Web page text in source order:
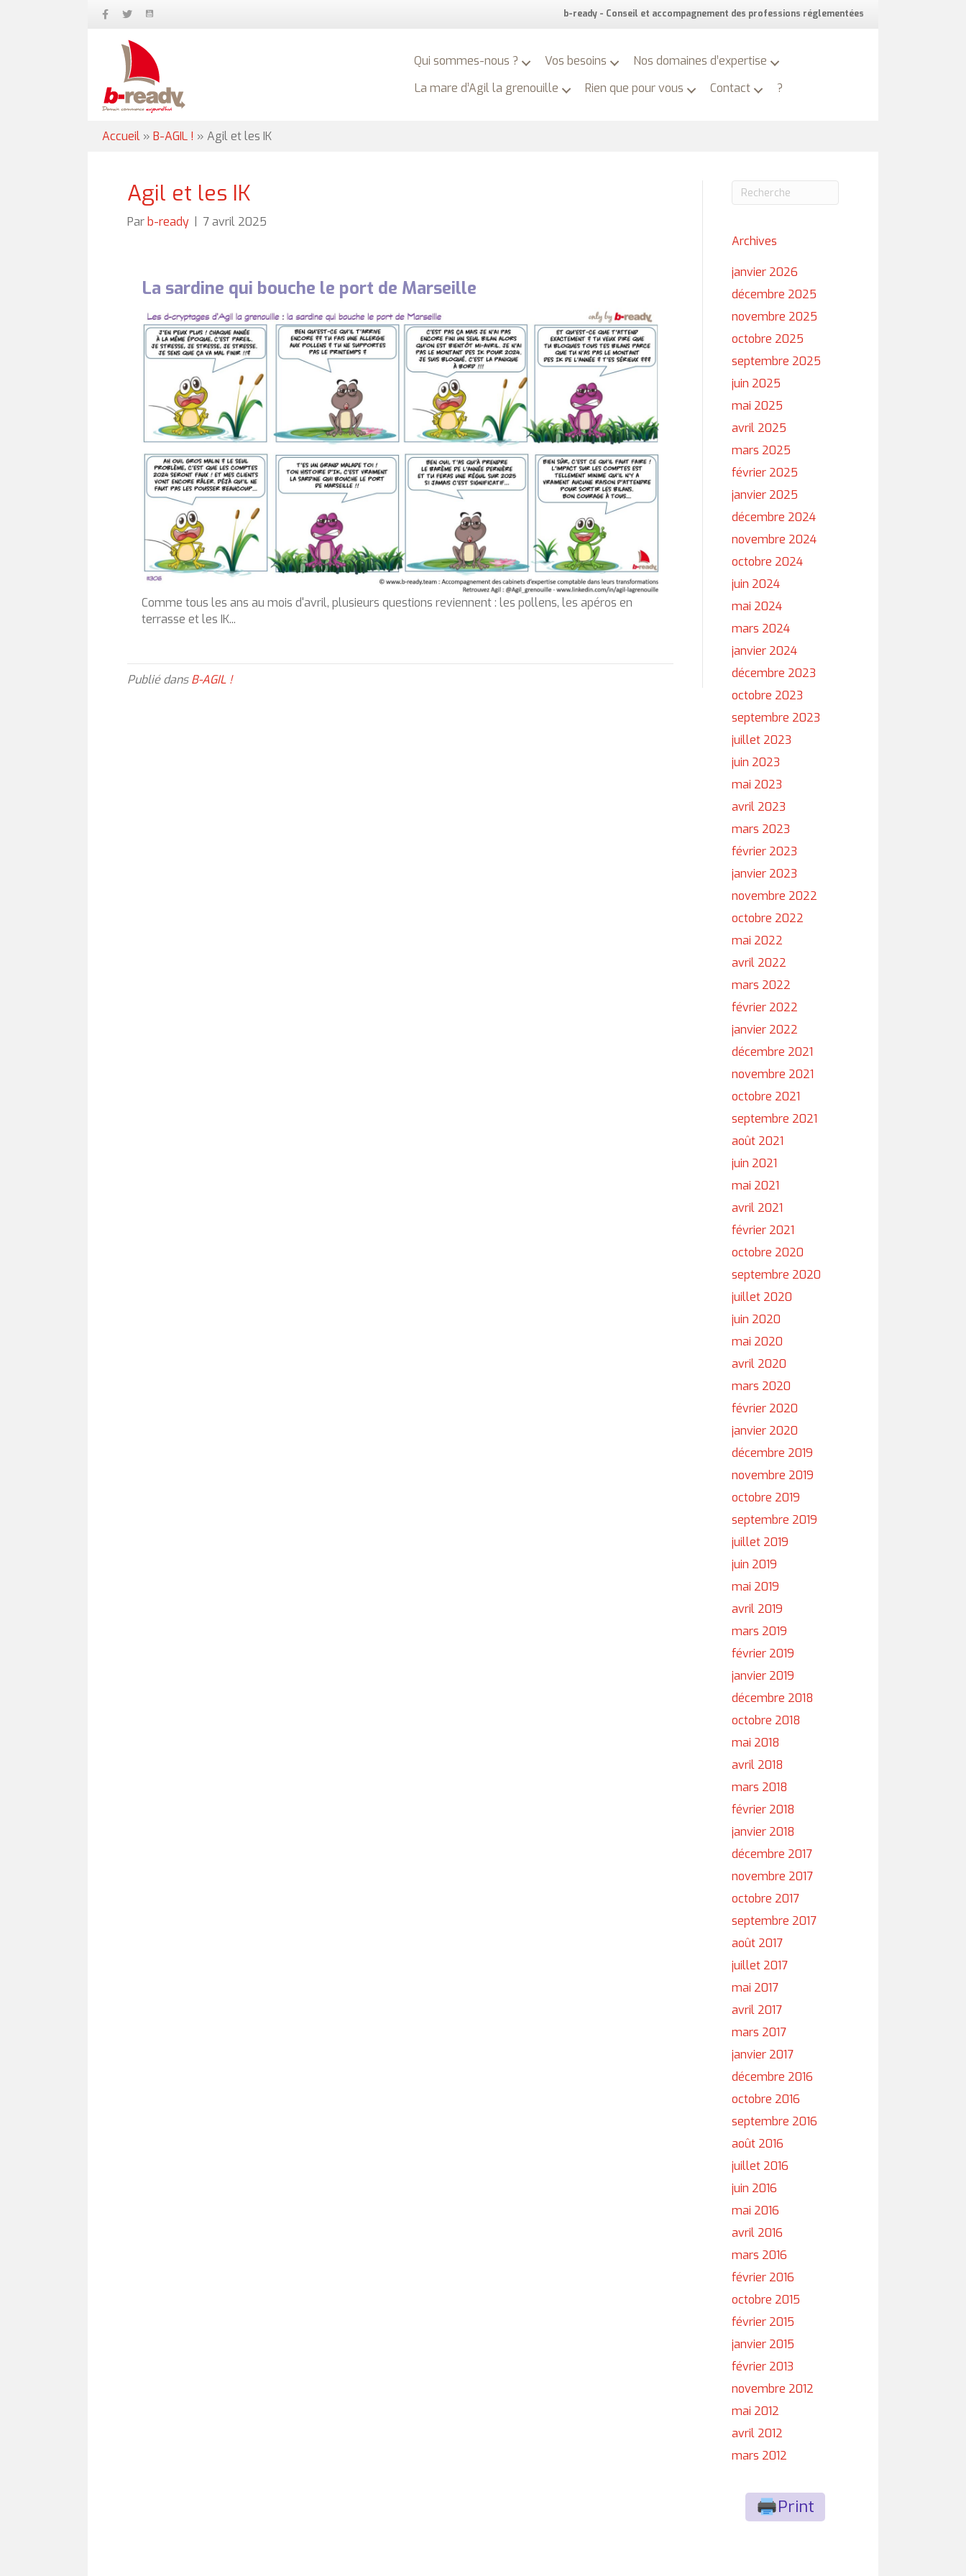
b-ready - Conseil et accompagnement des professions réglementées
Qui sommes-nous ? Vos besoins
Nos domaines d’expertise
La mare d’Agil la grenouille
Rien que pour vous Contact ?
Accueil » B-AGIL ! » Agil et les IK
Agil et les IK
Par b-ready 7 avril 2025
La sardine qui bouche le port de Marseille
Comme tous les ans au mois d'avril, plusieurs questions reviennent : les pollens, les apéros en
terrasse et les IK...
Publié dansB-AGIL !
Archives
janvier 2026
décembre 2025
novembre 2025
octobre 2025
septembre 2025
juin 2025
mai 2025
avril 2025
mars 2025
février 2025
janvier 2025
décembre 2024
novembre 2024
octobre 2024
juin 2024
mai 2024
mars 2024
janvier 2024
décembre 2023
octobre 2023
septembre 2023
juillet 2023
juin 2023
mai 2023
avril 2023
mars 2023
février 2023
janvier 2023
novembre 2022
octobre 2022
mai 2022
avril 2022
mars 2022
février 2022
janvier 2022
décembre 2021
novembre 2021
octobre 2021
septembre 2021
août 2021
juin 2021
mai 2021
avril 2021
février 2021
octobre 2020
septembre 2020
juillet 2020
juin 2020
mai 2020
avril 2020
mars 2020
février 2020
janvier 2020
décembre 2019
novembre 2019
octobre 2019
septembre 2019
juillet 2019
juin 2019
mai 2019
avril 2019
mars 2019
février 2019
janvier 2019
décembre 2018
octobre 2018
mai 2018
avril 2018
mars 2018
février 2018
janvier 2018
décembre 2017
novembre 2017
octobre 2017
septembre 2017
août 2017
juillet 2017
mai 2017
avril 2017
mars 2017
janvier 2017
décembre 2016
octobre 2016
septembre 2016
août 2016
juillet 2016
juin 2016
mai 2016
avril 2016
mars 2016
février 2016
octobre 2015
février 2015
janvier 2015
février 2013
novembre 2012
mai 2012
avril 2012
mars 2012
Print